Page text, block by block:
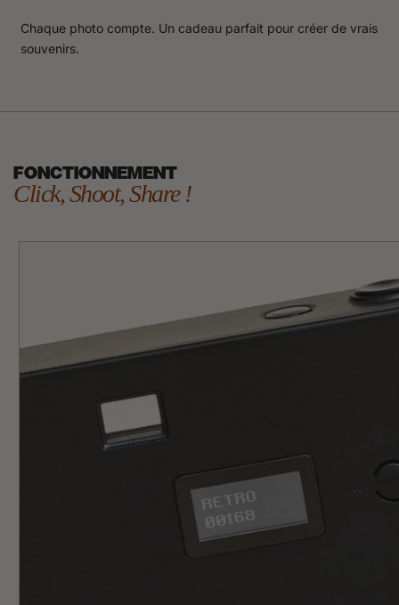
Chaque photo compte. Un cadeau parfait pour créer de vrais
souvenirs.
FONCTIONNEMENT
Click, Shoot, Share !